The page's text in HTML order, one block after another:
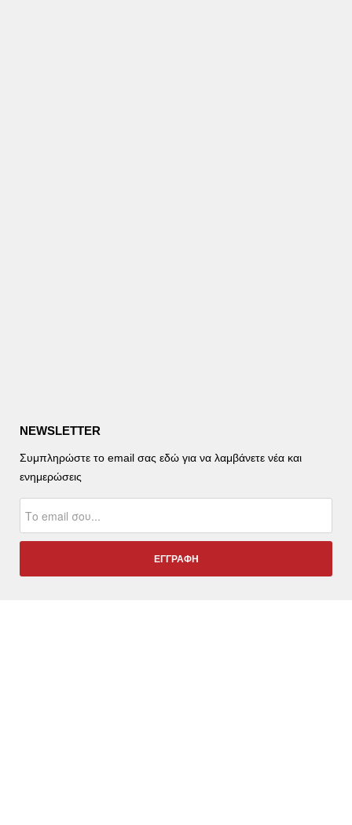
NEWSLETTER
Συμπληρώστε το email σας εδώ για να λαμβάνετε νέα και
ενημερώσεις